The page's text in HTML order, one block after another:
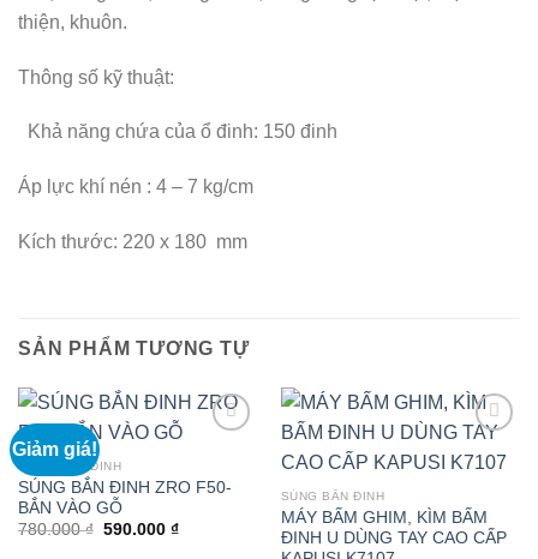
thiện, khuôn.
Thông số kỹ thuật:
Khả năng chứa của ổ đinh: 150 đinh
Áp lực khí nén : 4 – 7 kg/cm
Kích thước: 220 x 180 mm
SẢN PHẨM TƯƠNG TỰ
Giảm giá!
SÚNG BẮN ĐINH
SÚNG BẮN ĐINH ZRO F50-
BẮN VÀO GỖ
780.000₫ Giá
590.000 ₫Giá
SÚNG BẮN ĐINH
MÁY BẤM GHIM, KÌM BẤM
ĐINH U DÙNG TAY CAO CẤP